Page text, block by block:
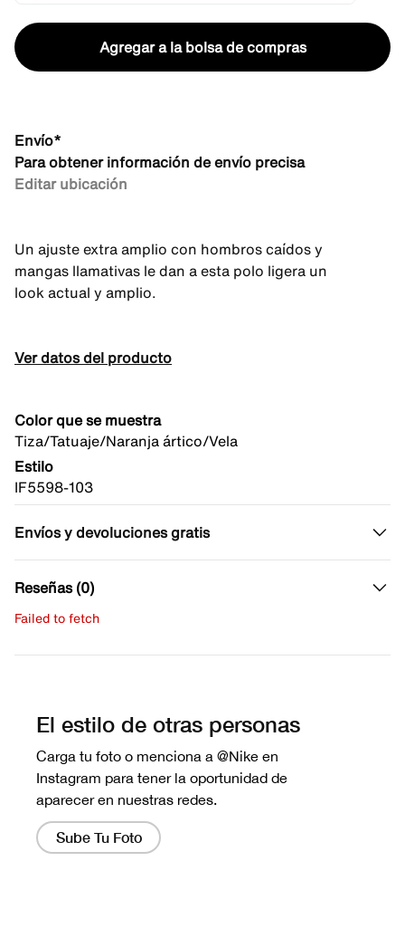
Agregar a la bolsa de compras
Envío*
Para obtener información de envío precisa
Editar ubicación
Un ajuste extra amplio con hombros caídos y
mangas llamativas le dan a esta polo ligera un
look actual y amplio.
Ver datos del producto
Color que se muestra
Tiza/Tatuaje/Naranja ártico/Vela
Estilo
IF5598-103
Envíos y devoluciones gratis
Reseñas (0)
Failed to fetch